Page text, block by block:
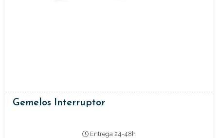
Gemelos Interruptor
Entrega 24-48h